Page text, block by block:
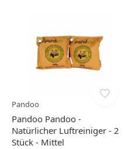
Pandoo
Pandoo Pandoo -
Natürlicher Luftreiniger - 2
Stück - Mittel